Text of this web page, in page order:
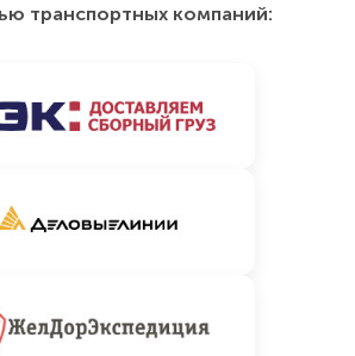
транспортных компаний: